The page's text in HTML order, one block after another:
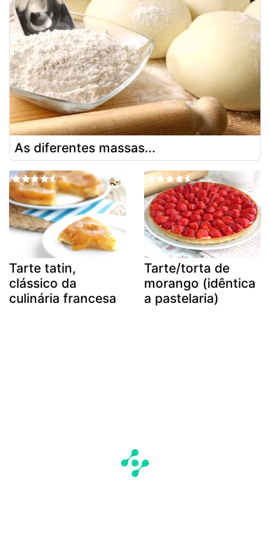
As diferentes massas...
Tarte tatin,
clássico da
culinária francesa
Tarte/torta de
morango (idêntica
a pastelaria)